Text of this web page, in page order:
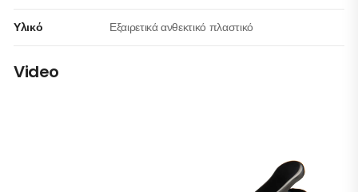
Υλικό Εξαιρετικά ανθεκτικό πλαστικό
Video